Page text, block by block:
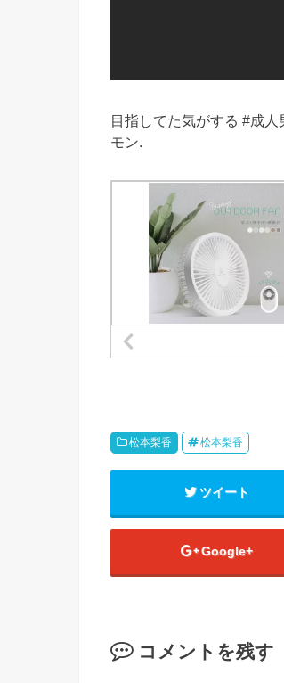
目指してた気がする #成
モン.
松本梨香 松本梨香
ツイート
Google+
コメントを残す